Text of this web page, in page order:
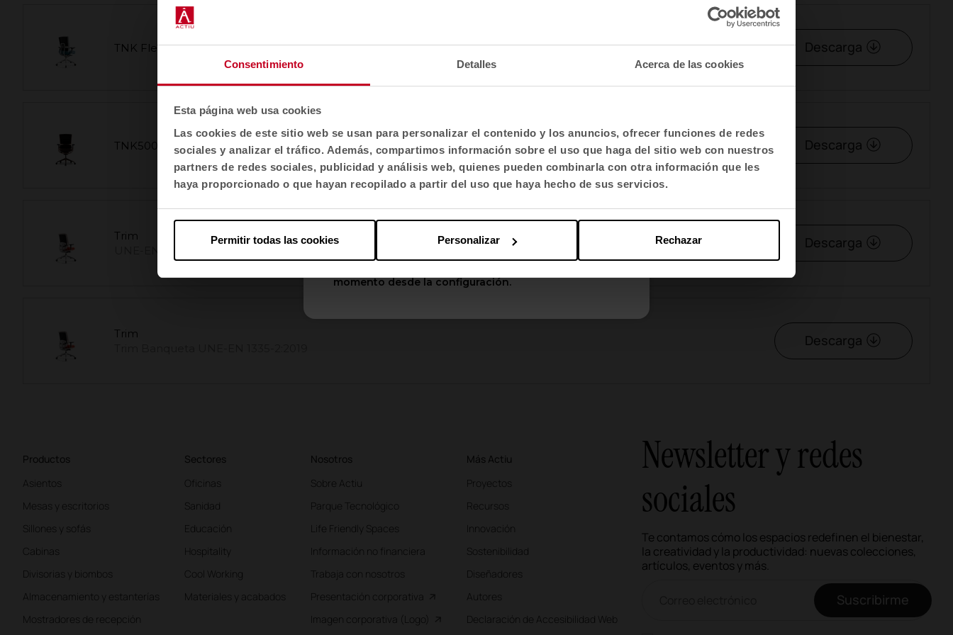
Consentimiento Detalles Acerca de las cookies
Esta página web usa cookies
Las cookies de este sitio web se usan para personalizar el contenido y los anuncios, ofrecer funciones de redes
sociales y analizar el tráfico. Además, compartimos información sobre el uso que haga del sitio web con nuestros
partners de redes sociales, publicidad y análisis web, quienes pueden combinarla con otra información que les
haya proporcionado o que hayan recopilado a partir del uso que haya hecho de sus servicios.
Rechazar
Personalizar
Permitir todas las cookies
TNK Flex Descarga
TNK500 AUREA Descarga
Trim
Descarga
Trim
Descarga
Productos
Asientos
Mesas y escritorios
Sillones y sofás
Cabinas
Divisorias y biombos
Almacenamiento y estanterías
Mostradores de recepción
Sectores
Oficinas
Sanidad
Educación
Hospitality
Cool Working
Materiales y acabados
Nosotros
Sobre Actiu
Parque Tecnológico
Life Friendly Spaces
Información no financiera
Trabaja con nosotros
Presentación corporativa
Imagen corporativa (Logo)
Más Actiu
Proyectos
Recursos
Innovación
Sostenibilidad
Diseñadores
Autores
Declaración de Accesibilidad Web
Newsletter y redes
sociales
Te contamos cómo los espacios redefinen el bienestar,
la creatividad y la productividad: nuevas colecciones,
artículos, eventos y más.
Suscribirme
Selecciona localización
Selecciona idioma
English US
Aplicar
momento desde la configuración.